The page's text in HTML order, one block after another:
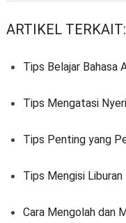
ARTIKEL TERKAIT:
Tips Belajar Bahasa
Tips Mengatasi
Tips Penting yang
Tips Mengisi Liburan
Cara Mengolah dan